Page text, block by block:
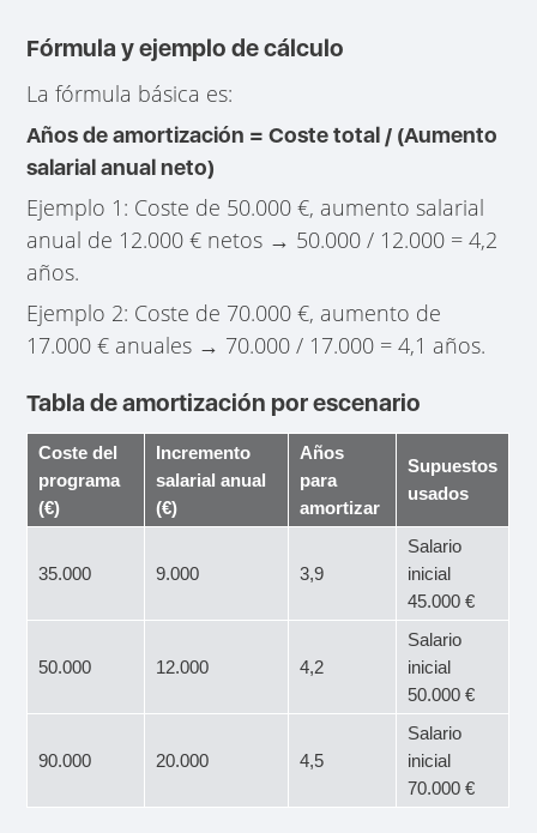
Fórmula y ejemplo de cálculo
La fórmula básica es:
Años de amortización = Coste total / (Aumento
salarial anual neto)
Ejemplo 1: Coste de 50.000 €, aumento salarial
anual de 12.000 € netos → 50.000 / 12.000 = 4,2
años.
Ejemplo 2: Coste de 70.000 €, aumento de
17.000 € anuales → 70.000 / 17.000 = 4,1 años.
Tabla de amortización por escenario
Coste del
programa
(€)
Incremento
salarial anual
(€)
Años
para
amortizar
Supuestos
usados
35.000 9.000 3,9
Salario
inicial
45.000 €
50.000 12.000 4,2
Salario
inicial
50.000 €
90.000 20.000 4,5
Salario
inicial
70.000 €